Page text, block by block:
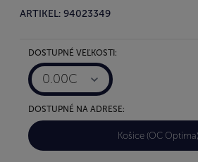
ARTIKEL: 94023349
DOSTUPNÉ VEĽKOSTI:
0.00C
DOSTUPNÉ NA ADRESE:
Košice (OC Optima)